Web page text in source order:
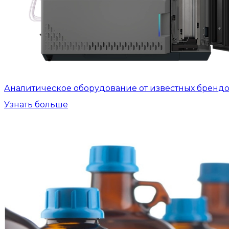
Аналитическое оборудование от известных
Узнать больше